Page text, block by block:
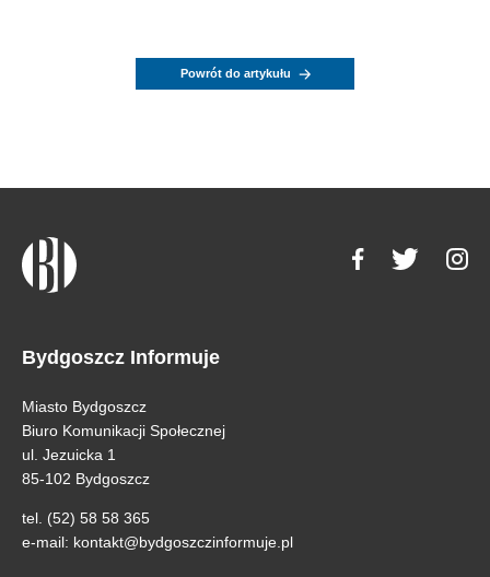
Powrót do artykułu
Bydgoszcz Informuje
Miasto Bydgoszcz
Biuro Komunikacji Społecznej
ul. Jezuicka 1
85-102 Bydgoszcz
tel. (52) 58 58 365
e-mail: kontakt@bydgoszczinformuje.pl